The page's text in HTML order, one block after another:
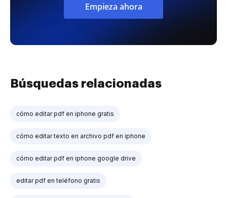
Empieza ahora
Búsquedas relacionadas
cómo editar pdf en iphone gratis
cómo editar texto en archivo pdf en iphone
cómo editar pdf en iphone google drive
editar pdf en teléfono gratis